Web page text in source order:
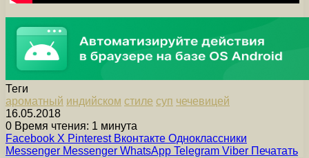
Теги
ароматный индийском стиле суп чечевицей
16.05.2018
0 Время чтения: 1 минута
Facebook X Pinterest Вконтакте Одноклассники
Messenger Messenger WhatsApp Telegram Viber Печатать